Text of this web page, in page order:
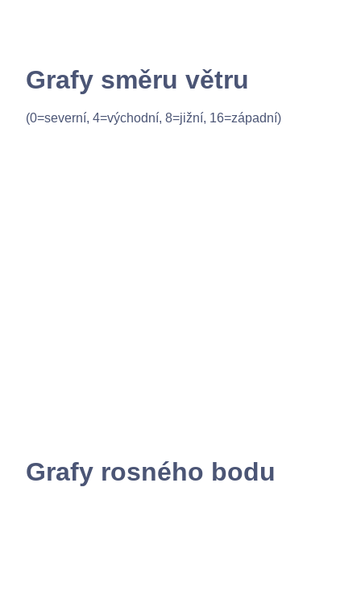
Grafy směru větru
(0=severní, 4=východní, 8=jižní, 16=západní)
Grafy rosného bodu